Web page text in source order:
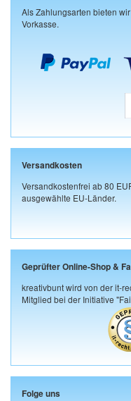
Als Zahlungsarten bieten
Vorkasse.
Versandkosten
Versandkostenfrei ab 80
ausgewählte EU-Länder.
Geprüfter Online-Shop &
kreativbunt wird von der it-
Mitglied bei der Initiative
Folge uns